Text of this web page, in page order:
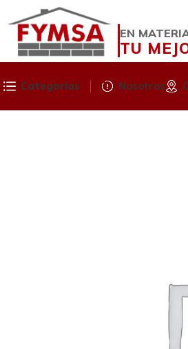
EN
TU
Categorías Nosotros